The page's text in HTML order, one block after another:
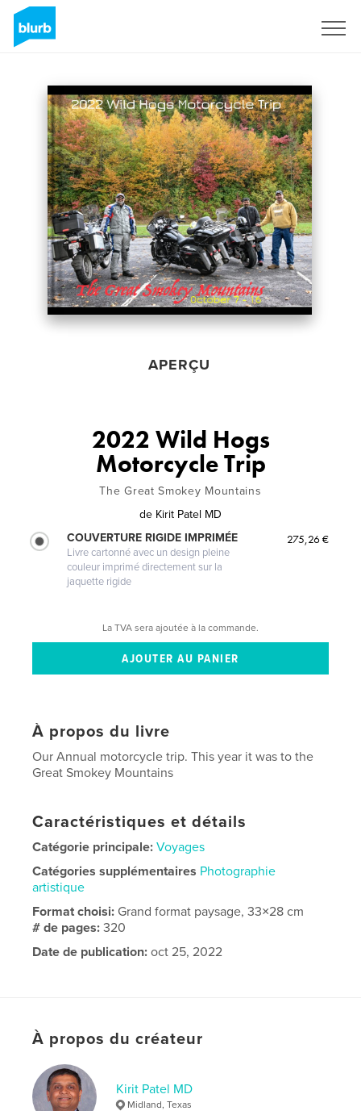
APERÇU
2022 Wild Hogs
Motorcycle Trip
The Great Smokey Mountains
de Kirit Patel MD
COUVERTURE RIGIDE IMPRIMÉE
Livre cartonné avec un design pleine
couleur imprimé directement sur la
jaquette rigide
275,26 €
La TVA sera ajoutée à la commande.
À propos du livre
Our Annual motorcycle trip. This year it was to the
Great Smokey Mountains
Caractéristiques et détails
Catégorie principale: Voyages
Catégories supplémentaires Photographie
artistique
Format choisi: Grand format paysage, 33×28 cm
# de pages:320
Date de publication: oct 25, 2022
À propos du créateur
Kirit Patel MD
Midland, Texas